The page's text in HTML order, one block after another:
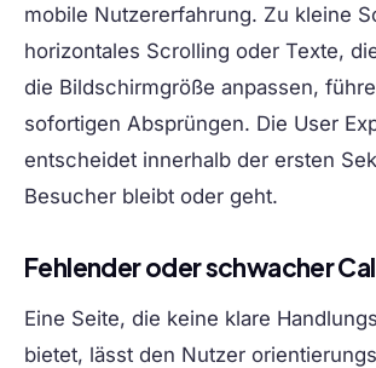
mobile Nutzererfahrung. Zu kleine
horizontales Scrolling oder Texte,
die Bildschirmgröße anpassen,
sofortigen Absprüngen. Die User
entscheidet innerhalb der ersten
Besucher bleibt oder geht.
Fehlender oder schwacher
Eine Seite, die keine klare
bietet, lässt den Nutzer